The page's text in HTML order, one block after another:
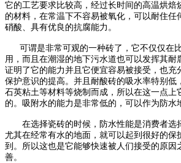
它的工艺要求比较高，经过长时间的高温烘焙
的材料，在常温下不容易被氧化，可以耐住任
硝酸、具有优良的抗腐能力。
可谓是非常可观的一种砖了，它不仅仅在
用，而且在潮湿的地下污水道也可以发挥其耐
证明了它的能力并且它便宜容易被接受，也充
保护意识的提高。并且耐酸砖的吸水率特别低
石英粘土等材料等烧制而成，所以在这一点上
的。吸附水的能力是非常低的，可以作为防水
在选择瓷砖的时候，防水性能是消费者选
尤其在经常有水的地面，就可以起到很好的保
到。所以这也是它能够快速被人们接受的原因
善。